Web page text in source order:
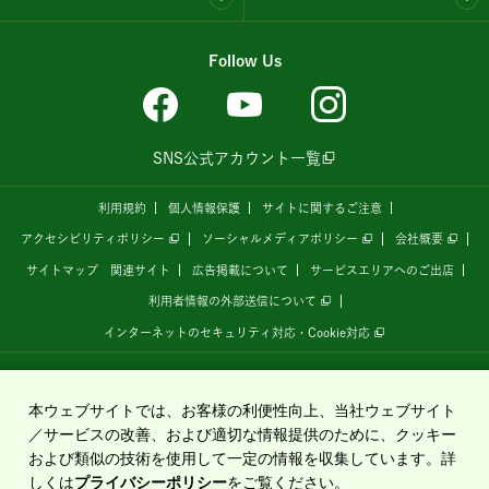
Follow Us
SNS公式アカウント一覧
利用規約 個人情報保護 サイトに関するご注意
アクセシビリティポリシー ソーシャルメディアポリシー 会社概要
サイトマップ 関連サイト 広告掲載について サービスエリアへのご出店
利用者情報の外部送信について
インターネットのセキュリティ対応・Cookie対応
運営しています。
Copyright©2020 East Nippon Expressway Company Limited
All Rights Reserved.
本ウェブサイトでは、お客様の利便性向上、当社ウェブサイト
／サービスの改善、および適切な情報提供のために、クッキー
および類似の技術を使用して一定の情報を収集しています。詳
しくはプライバシーポリシーをご覧ください。